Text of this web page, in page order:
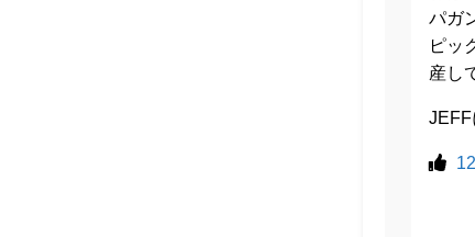
パガ
ピッ
産し
JEFF
12